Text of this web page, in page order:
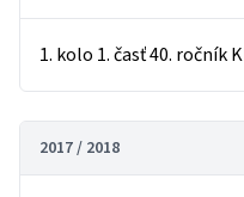
1. kolo 1. časť 40. ročník
2017 / 2018